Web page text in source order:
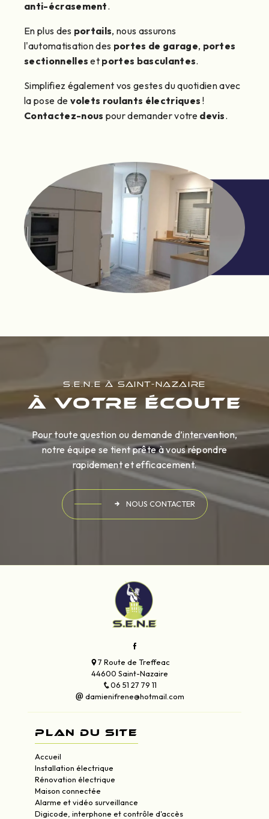
anti-écrasement.
En plus des portails, nous assurons
l'automatisation des portes de garage, portes
sectionnelles et portes basculantes.
Simplifiez également vos gestes du quotidien avec
la pose de volets roulants électriques !
Contactez-nous pour demander votre devis.
S.E.N.E À SAINT-NAZAIRE
À votre écoute
Pour toute question ou demande d’intervention,
notre équipe se tient prête à vous répondre
rapidement et efficacement.
NOUS CONTACTER
7 Route de Treffeac
44600 Saint-Nazaire
06 51 27 79 11
damienifrene@hotmail.com
Plan du site
Accueil
Installation électrique
Rénovation électrique
Maison connectée
Alarme et vidéo surveillance
Digicode, interphone et contrôle d'accès